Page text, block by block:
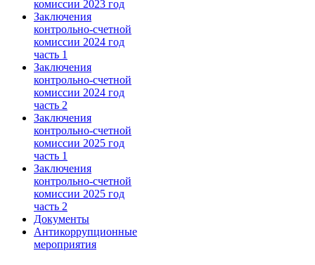
комиссии 2023 год
Заключения
контрольно-счетной
комиссии 2024 год
часть 1
Заключения
контрольно-счетной
комиссии 2024 год
часть 2
Заключения
контрольно-счетной
комиссии 2025 год
часть 1
Заключения
контрольно-счетной
комиссии 2025 год
часть 2
Документы
Антикоррупционные
мероприятия